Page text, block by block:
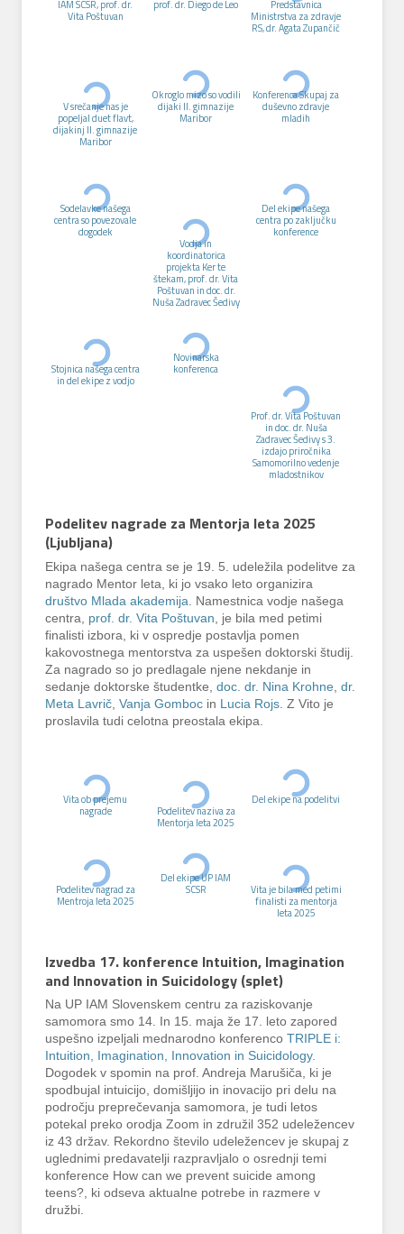
IAM SCSR, prof. dr.
Vita Poštuvan
prof. dr. Diego de Leo
Predstavnica
Ministrstva za zdravje
RS, dr. Agata Zupančič
V srečanje nas je
popeljal duet flavt,
dijakinj II. gimnazije
Maribor
Okroglo mizo so vodili
dijaki II. gimnazije
Maribor
Konferenca Skupaj za
duševno zdravje
mladih
Sodelavke našega
centra so povezovale
dogodek
Vodja in
koordinatorica
projekta Ker te
štekam, prof. dr. Vita
Poštuvan in doc. dr.
Nuša Zadravec Šedivy
Del ekipe našega
centra po zaključku
konference
Stojnica našega centra
in del ekipe z vodjo
Novinarska
konferenca
Prof. dr. Vita Poštuvan
in doc. dr. Nuša
Zadravec Šedivy s 3.
izdajo priročnika
Samomorilno vedenje
mladostnikov
Podelitev nagrade za Mentorja leta 2025
(Ljubljana)
Ekipa našega centra se je 19. 5. udeležila podelitve za
nagrado Mentor leta, ki jo vsako leto organizira
društvo Mlada akademija . Namestnica vodje našega
centra, prof. dr. Vita Poštuvan , je bila med petimi
finalisti izbora, ki v ospredje postavlja pomen
kakovostnega mentorstva za uspešen doktorski študij.
Za nagrado so jo predlagale njene nekdanje in
sedanje doktorske študentke,doc. dr. Nina Krohne ,dr.
Meta Lavrič ,Vanja Gomboc in Lucia Rojs . Z Vito je
proslavila tudi celotna preostala ekipa.
Vita ob prejemu
nagrade
Podelitev naziva za
Mentorja leta 2025
Del ekipe na podelitvi
Podelitev nagrad za
Mentroja leta 2025
Del ekipe UP IAM
SCSR
Vita je bila med petimi
finalisti za mentorja
leta 2025
Izvedba 17. konference Intuition, Imagination
and Innovation in Suicidology (splet)
Na UP IAM Slovenskem centru za raziskovanje
samomora smo 14. In 15. maja že 17. leto zapored
uspešno izpeljali mednarodno konferencoTRIPLE i:
Intuition, Imagination, Innovation in Suicidology.
Dogodek v spomin na prof. Andreja Marušiča, ki je
spodbujal intuicijo, domišljijo in inovacijo pri delu na
področju preprečevanja samomora, je tudi letos
potekal preko orodja Zoom in združil 352 udeležencev
iz 43 držav. Rekordno število udeležencev je skupaj z
uglednimi predavatelji razpravljalo o osrednji temi
konference How can we prevent suicide among
teens?, ki odseva aktualne potrebe in razmere v
družbi.